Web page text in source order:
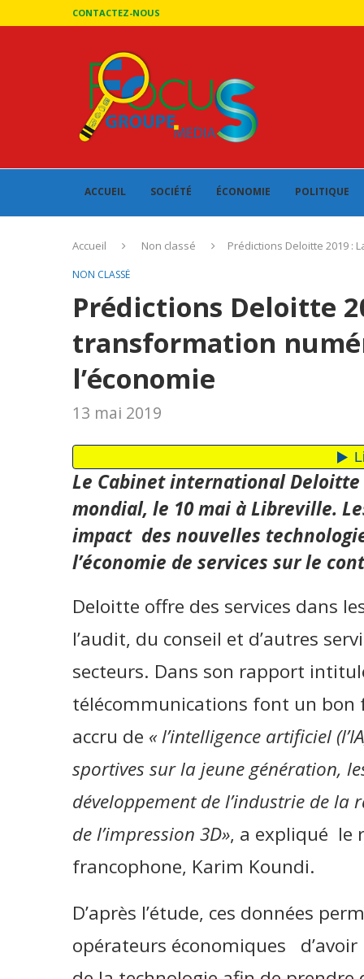
CONTACTEZ-NOUS
ACCUEIL SOCIÉTÉ ÉCONOMIE POLITIQUE
Accueil Non classé Prédictions Deloitte 2019 :
NON CLASSÉ
Prédictions Deloitte
transformation
l’économie
13 mai 2019
Le Cabinet international
mondial, le 10 mai à Libreville.
impact des nouvelles
l’économie de services sur le
Deloitte offre des services dans
l’audit, du conseil et d’autres
secteurs. Dans son rapport
télécommunications font un bon
accru de « l’intelligence artificiel
sportives sur la jeune génération,
développement de l’industrie de
de l’impression 3D», a expliqué le
francophone, Karim Koundi.
D’après l’étude, ces données
opérateurs économiques